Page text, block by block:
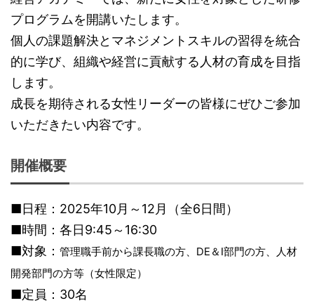
プログラムを開講いたします。
個人の課題解決とマネジメントスキルの習得を統合
的に学び、組織や経営に貢献する人材の育成を目指
します。
成長を期待される女性リーダーの皆様にぜひご参加
いただきたい内容です。
開催概要
■日程：2025年10月～12月（全6日間）
■時間：各日9:45～16:30
■対象： 管理職手前から課長職の方、DE＆I部門の方、人材
開発部門の方等（女性限定）
■定員：30名